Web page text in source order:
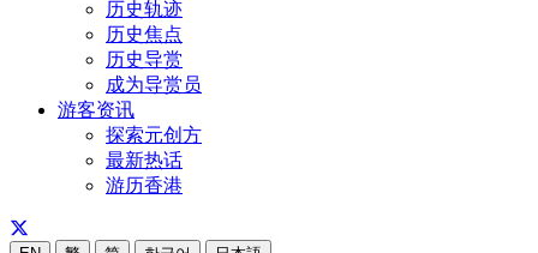
历史轨迹
历史焦点
历史导赏
成为导赏员
游客资讯
探索元创方
最新热话
游历香港